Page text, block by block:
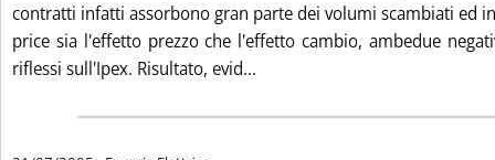
contratti infatti assorbono gran parte dei volumi scambiati ed
price sia l'effetto prezzo che l'effetto cambio, ambedue
riflessi sull'Ipex. Risultato, evid...